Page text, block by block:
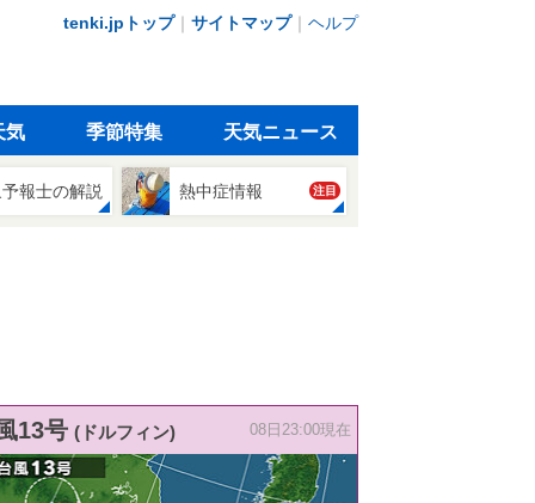
tenki.jpトップ｜ サイトマップ｜ ヘルプ
気 季節特集 天気ニュース
報士の解説 熱中症情報 注目
13号 (ドルフィン) 08日23:00現在